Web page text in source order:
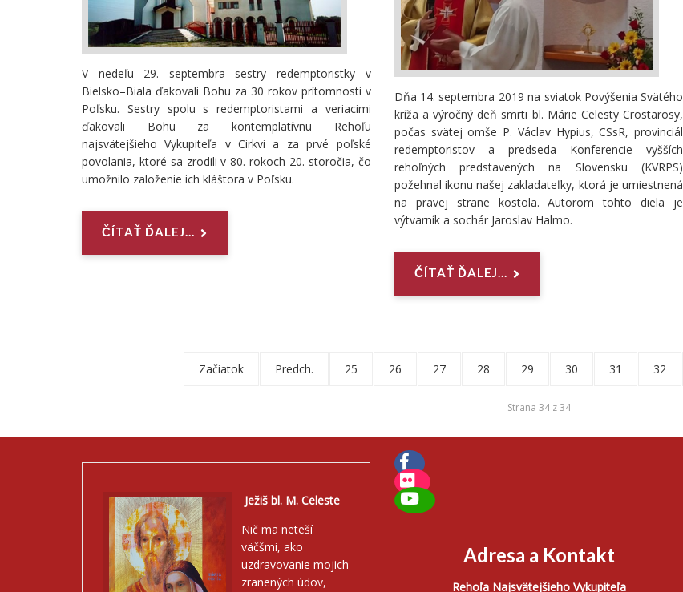
V nedeľu 29. septembra sestry redemptoristky v
Bielsko–Biala ďakovali Bohu za 30 rokov prítomnosti v
Poľsku. Sestry spolu s redemptoristami a veriacimi
ďakovali Bohu za kontemplatívnu Rehoľu
najsvätejšieho Vykupiteľa v Cirkvi a za prvé poľské
povolania, ktoré sa zrodili v 80. rokoch 20. storočia, čo
umožnilo založenie ich kláštora v Poľsku.
ČÍTAŤ ĎALEJ...
Dňa 14. septembra 2019 na sviatok Povýšenia Svätého
kríža a výročný deň smrti bl. Márie Celesty Crostarosy,
počas svätej omše P. Václav Hypius, CSsR, provinciál
redemptoristov a predseda Konferencie vyšších
rehoľných predstavených na Slovensku (KVRPS)
požehnal ikonu našej zakladateľky, ktorá je umiestnená
na pravej strane kostola. Autorom tohto diela je
výtvarník a sochár Jaroslav Halmo.
ČÍTAŤ ĎALEJ...
Strana 34 z 34
Začiatok Predch. 25 26 27 28 29 30 31 32
Ježiš bl. M. Celeste
Nič ma neteší
väčšmi, ako
uzdravovanie mojich
zranených údov,
Adresa a Kontakt
Rehoľa Najsvätejšieho Vykupiteľa